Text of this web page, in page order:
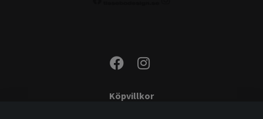
Köpvillkor